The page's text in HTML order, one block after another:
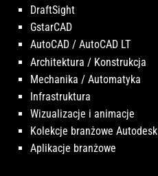
DraftSight
GstarCAD
AutoCAD / AutoCAD LT
Architektura / Konstrukcja
Mechanika / Automatyka
Infrastruktura
Wizualizacje i animacje
Kolekcje branżowe Autodesk
Aplikacje branżowe